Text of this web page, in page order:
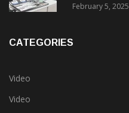
February 5, 2025
CATEGORIES
Video
Video